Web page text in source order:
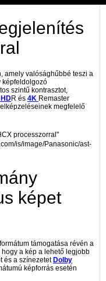
amely valósághűbbé teszi a
képfeldolgozó
szintű kontrasztot,
R és 4K Remaster
megfelelő
processzorral"
is/image/Panasonic/ast-
képet
támogatása révén a
a kép a lehető legjobb
és a színezetet Dolby
képforrás esetén